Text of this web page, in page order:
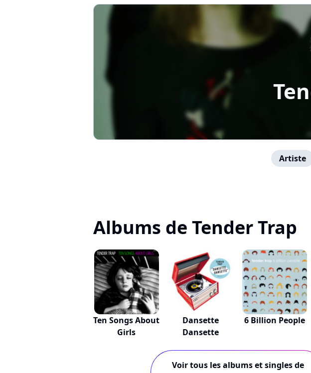
Artiste
Albums de Tender Trap
Ten Songs About
Girls
Dansette
Dansette
6 Billion People
Voir tous les albums et singles de